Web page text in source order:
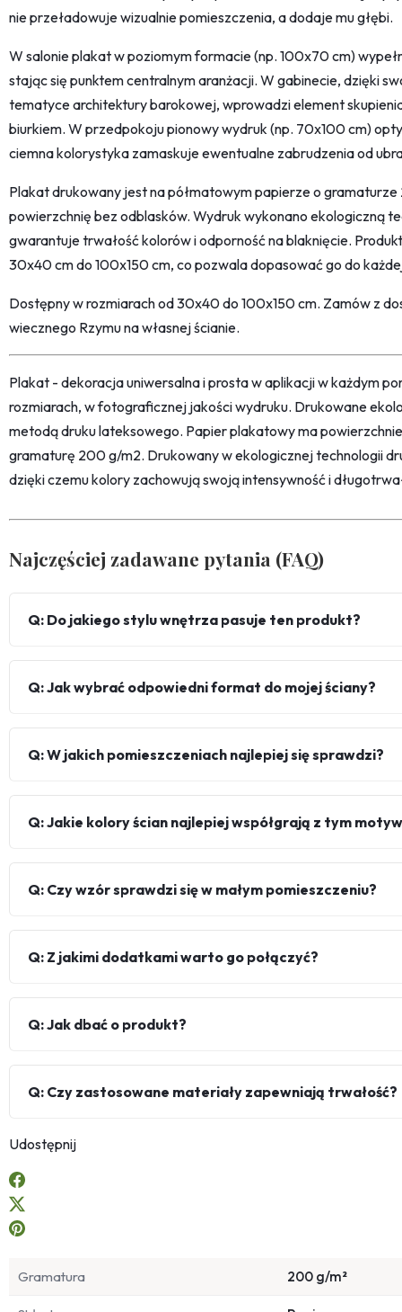
nie przeładowuje wizualnie pomieszczenia, a dodaje mu głębi.
W salonie plakat w poziomym formacie (np. 100x70 cm)
stając się punktem centralnym aranżacji. W gabinecie, dzięki
tematyce architektury barokowej, wprowadzi element
biurkiem. W przedpokoju pionowy wydruk (np. 70x100 cm)
ciemna kolorystyka zamaskuje ewentualne zabrudzenia od
Plakat drukowany jest na półmatowym papierze o
powierzchnię bez odblasków. Wydruk wykonano ekologiczną
gwarantuje trwałość kolorów i odporność na blaknięcie.
30x40 cm do 100x150 cm, co pozwala dopasować go do
Dostępny w rozmiarach od 30x40 do 100x150 cm. Zamów z
wiecznego Rzymu na własnej ścianie.
Plakat - dekoracja uniwersalna i prosta w aplikacji w każdym
rozmiarach, w fotograficznej jakości wydruku. Drukowane
metodą druku lateksowego. Papier plakatowy ma
gramaturę 200 g/m2. Drukowany w ekologicznej technologii
dzięki czemu kolory zachowują swoją intensywność i
Najczęściej zadawane pytania (FAQ)
Q: Do jakiego stylu wnętrza pasuje ten produkt?
Q: Jak wybrać odpowiedni format do mojej ściany?
Q: W jakich pomieszczeniach najlepiej się sprawdzi?
Q: Jakie kolory ścian najlepiej współgrają z tym
Q: Czy wzór sprawdzi się w małym pomieszczeniu?
Q: Z jakimi dodatkami warto go połączyć?
Q: Jak dbać o produkt?
Q: Czy zastosowane materiały zapewniają trwałość?
Udostępnij
Gramatura 200 g/m²